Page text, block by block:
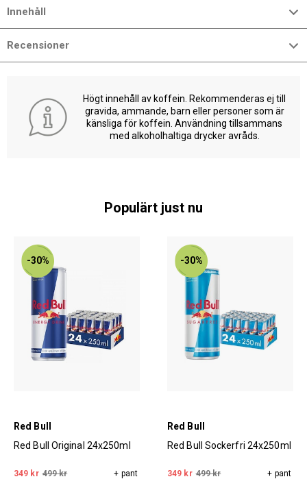
Innehåll
Recensioner
Högt innehåll av koffein. Rekommenderas ej till
gravida, ammande, barn eller personer som är
känsliga för koffein. Användning tillsammans
med alkoholhaltiga drycker avråds.
Populärt just nu
-30%
Red Bull
Red Bull Original 24x250ml
349 kr 499 kr + pant
-30%
Red Bull
Red Bull Sockerfri 24x250ml
349 kr 499 kr + pant